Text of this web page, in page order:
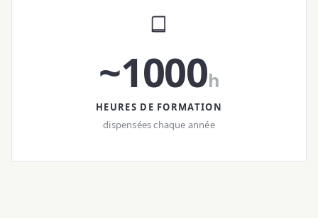
~1000h
HEURES DE FORMATION
dispensées chaque année